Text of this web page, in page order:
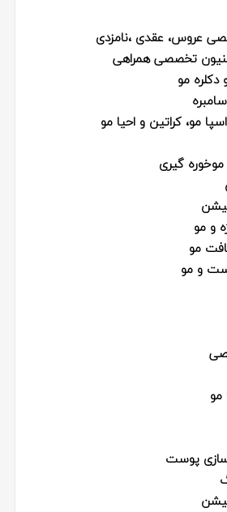
عروس، عقدی ،نامزدی
تخصصی همراهی
مو
مو، کراتین و احیا مو
گیری
و مو
مو
و مو
مو
پوست